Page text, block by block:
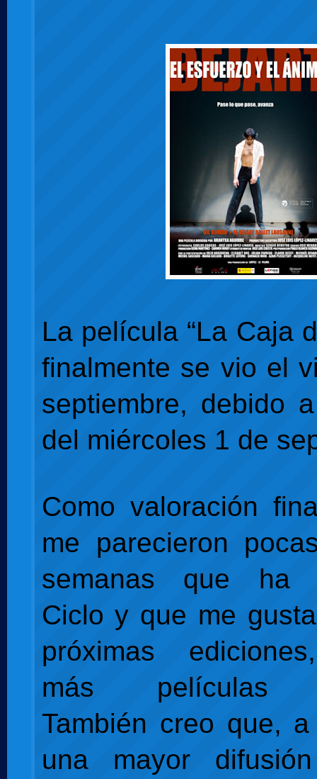
La película “La Caja
finalmente se vio el
septiembre, debido
del miércoles 1 de
Como valoración
me parecieron
semanas que ha
Ciclo y que me
próximas
más películas
También creo que,
una mayor